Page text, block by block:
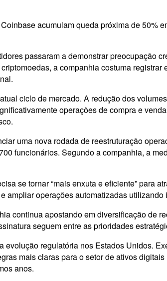
acumulam queda próxima de 50%
passaram a demonstrar
a companhia costuma
ciclo de mercado. A redução dos
operações de compra e
uma nova rodada de reestruturação
funcionários. Segundo a companhia, a
se tornar “mais enxuta e eficiente” para
ampliar operações automatizadas
continua apostando em diversificação de
seguem entre as prioridades
evolução regulatória nos Estados Unidos.
mais claras para o setor de ativos
anos.